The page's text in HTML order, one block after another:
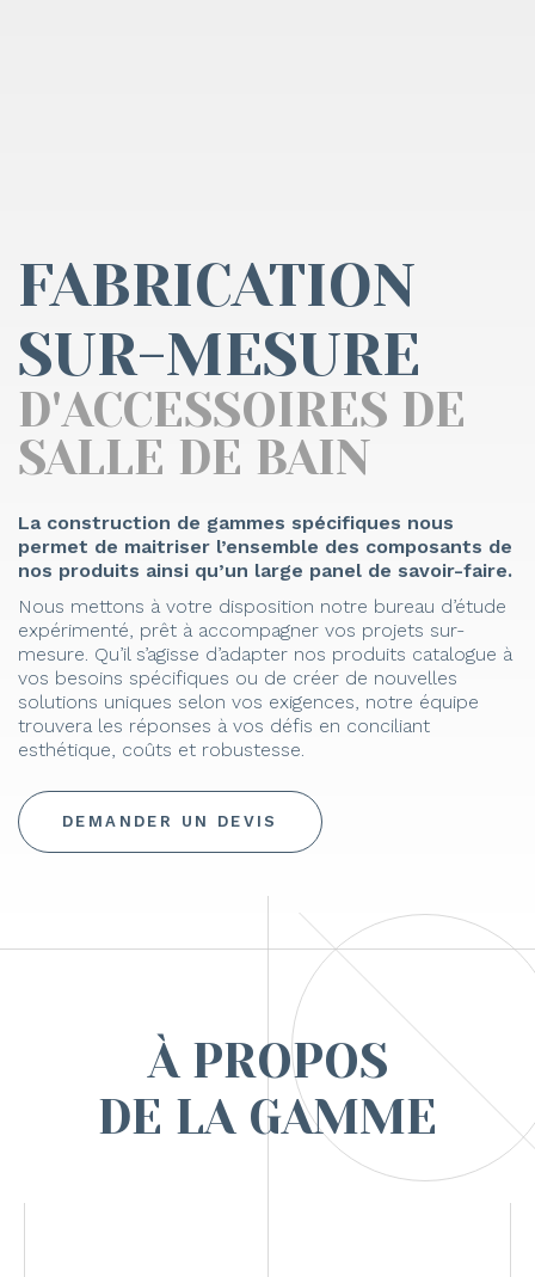
FABRICATION
SUR-MESURE
D'ACCESSOIRES DE
SALLE DE BAIN
La construction de gammes spécifiques nous
permet de maitriser l’ensemble des composants de
nos produits ainsi qu’un large panel de savoir-faire.
Nous mettons à votre disposition notre bureau d’étude
expérimenté, prêt à accompagner vos projets sur-
mesure. Qu’il s’agisse d’adapter nos produits catalogue à
vos besoins spécifiques ou de créer de nouvelles
solutions uniques selon vos exigences, notre équipe
trouvera les réponses à vos défis en conciliant
esthétique, coûts et robustesse.
DEMANDER UN DEVIS
À PROPOS
DE LA GAMME